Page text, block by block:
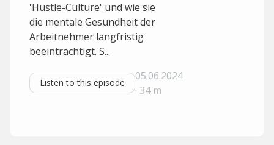
'Hustle-Culture' und wie sie
die mentale Gesundheit der
Arbeitnehmer langfristig
beeinträchtigt. S...
Listen to this episode
05.06.2024
· 34 m